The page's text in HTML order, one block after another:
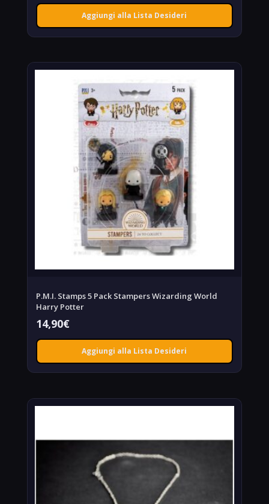
Aggiungi alla Lista Desideri
P.M.I. Stamps 5 Pack Stampers Wizarding World
Harry Potter
14,90€
Aggiungi alla Lista Desideri